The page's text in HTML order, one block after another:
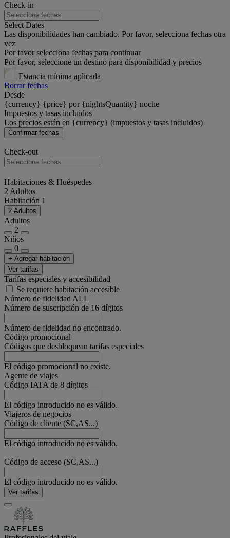
Check-in
Select Dates
Las disponibilidades han cambiado. Por favor, selecciona fechas otra
vez
Por favor selecciona fechas para continuar
Por favor, seleccione un destino para disponibilidad y precios
Estancia mínima aplicada
Borrar fechas
Desde
{currency} {price} por {nightsQuantity} noche
Impuestos y tasas incluidos
Los precios están en {currency} (impuestos y tasas incluidos)
Confirmar fechas
Check-out
Habitaciones & Huéspedes
2 Adultos
Habitación 1
2 Adultos
Adultos
2
Niños
0
+ Agregar habitación
Ver tarifas
Tarifas especiales y accesibilidad
Se requiere habitación accesible
Número de fidelidad ALL
Número de suscripción de 16 dígitos
Número de fidelidad no encontrado.
Código promocional
Códigos que desbloquean tarifas especiales
El código promocional no existe.
Agente de viajes
Código IATA de 8 dígitos
El código introducido no es válido.
Viajeros de negocios
Código de cliente (SC,AS...)
El código introducido no es válido.
Código de acceso (SC,AS...)
El código introducido no es válido.
Ver tarifas